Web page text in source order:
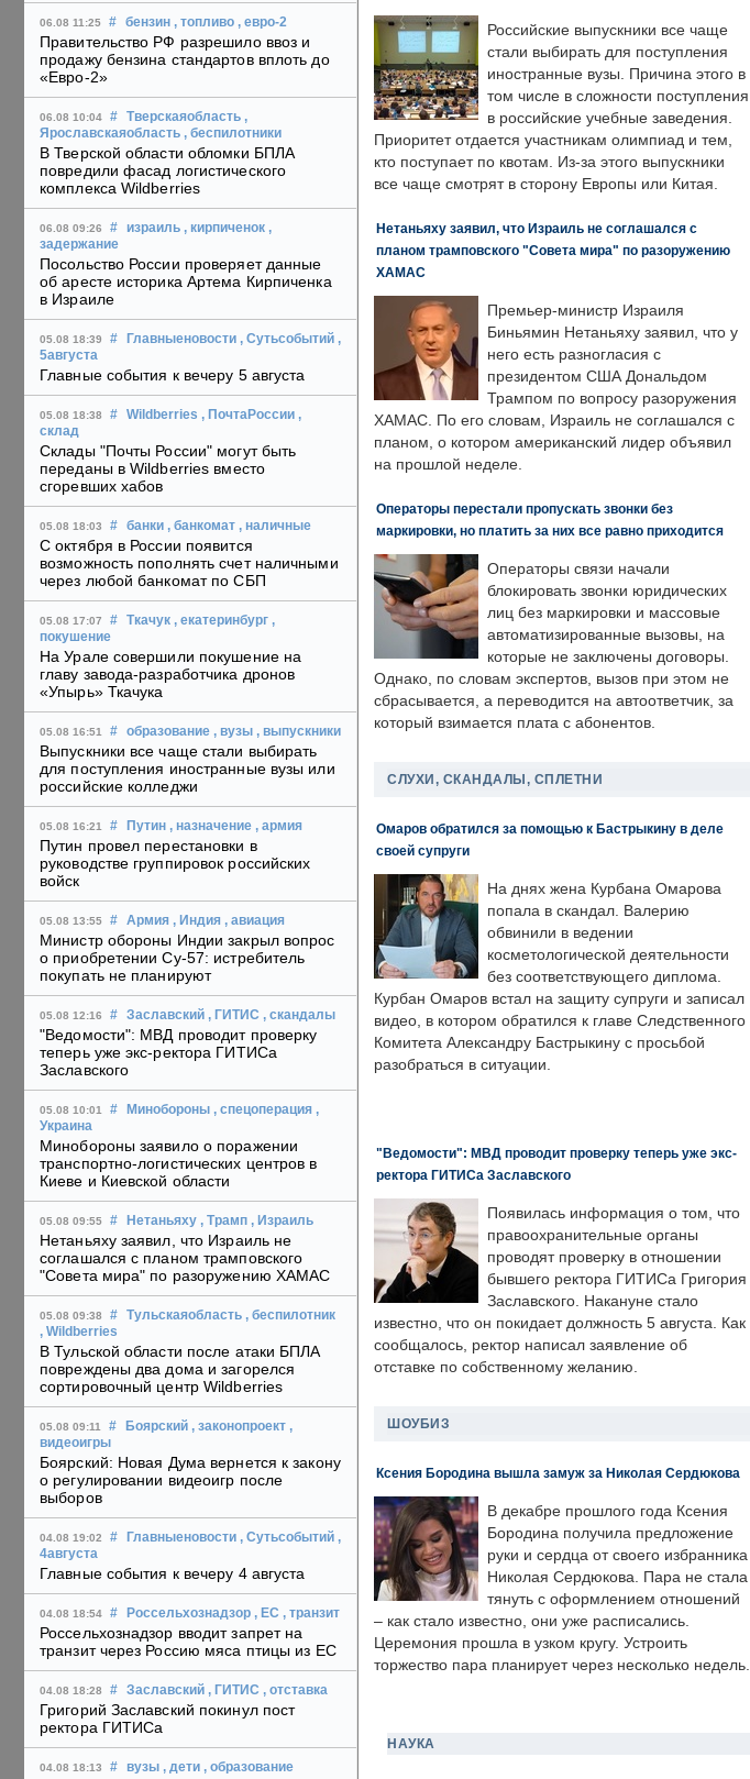
06.08 11:25 # бензин , топливо , евро-2
Правительство РФ разрешило ввоз и
продажу бензина стандартов вплоть до
«Евро-2»
06.08 10:04 # Тверскаяобласть ,
Ярославскаяобласть , беспилотники
В Тверской области обломки БПЛА
повредили фасад логистического
комплекса Wildberries
06.08 09:26 # израиль , кирпиченок ,
задержание
Посольство России проверяет данные
об аресте историка Артема Кирпиченка
в Израиле
05.08 18:39 # Главныеновости , Сутьсобытий ,
5августа
Главные события к вечеру 5 августа
05.08 18:38 # Wildberries , ПочтаРоссии ,
склад
Склады "Почты России" могут быть
переданы в Wildberries вместо
сгоревших хабов
05.08 18:03 # банки , банкомат , наличные
С октября в России появится
возможность пополнять счет наличными
через любой банкомат по СБП
05.08 17:07 # Ткачук , екатеринбург ,
покушение
На Урале совершили покушение на
главу завода-разработчика дронов
«Упырь» Ткачука
05.08 16:51 # образование , вузы , выпускники
Выпускники все чаще стали выбирать
для поступления иностранные вузы или
российские колледжи
05.08 16:21 # Путин , назначение , армия
Путин провел перестановки в
руководстве группировок российских
войск
05.08 13:55 # Армия , Индия , авиация
Министр обороны Индии закрыл вопрос
о приобретении Су-57: истребитель
покупать не планируют
05.08 12:16 # Заславский , ГИТИС , скандалы
"Ведомости": МВД проводит проверку
теперь уже экс-ректора ГИТИСа
Заславского
05.08 10:01 # Минобороны , спецоперация ,
Украина
Минобороны заявило о поражении
транспортно-логистических центров в
Киеве и Киевской области
05.08 09:55 # Нетаньяху , Трамп , Израиль
Нетаньяху заявил, что Израиль не
соглашался с планом трамповского
"Совета мира" по разоружению ХАМАС
05.08 09:38 # Тульскаяобласть , беспилотник
, Wildberries
В Тульской области после атаки БПЛА
повреждены два дома и загорелся
сортировочный центр Wildberries
05.08 09:11 # Боярский , законопроект ,
видеоигры
Боярский: Новая Дума вернется к закону
о регулировании видеоигр после
выборов
04.08 19:02 # Главныеновости , Сутьсобытий ,
4августа
Главные события к вечеру 4 августа
04.08 18:54 # Россельхознадзор , ЕС , транзит
Россельхознадзор вводит запрет на
транзит через Россию мяса птицы из ЕС
04.08 18:28 # Заславский , ГИТИС , отставка
Григорий Заславский покинул пост
ректора ГИТИСа
04.08 18:13 # вузы , дети , образование
Российские выпускники все чаще
стали выбирать для поступления
иностранные вузы. Причина этого в
том числе в сложности поступления
в российские учебные заведения.
Приоритет отдается участникам олимпиад и тем,
кто поступает по квотам. Из-за этого выпускники
все чаще смотрят в сторону Европы или Китая.
Нетаньяху заявил, что Израиль не соглашался с
планом трамповского "Совета мира" по разоружению
ХАМАС
Премьер-министр Израиля
Биньямин Нетаньяху заявил, что у
него есть разногласия с
президентом США Дональдом
Трампом по вопросу разоружения
ХАМАС. По его словам, Израиль не соглашался с
планом, о котором американский лидер объявил
на прошлой неделе.
Операторы перестали пропускать звонки без
маркировки, но платить за них все равно приходится
Операторы связи начали
блокировать звонки юридических
лиц без маркировки и массовые
автоматизированные вызовы, на
которые не заключены договоры.
Однако, по словам экспертов, вызов при этом не
сбрасывается, а переводится на автоответчик, за
который взимается плата с абонентов.
СЛУХИ, СКАНДАЛЫ, СПЛЕТНИ
Омаров обратился за помощью к Бастрыкину в деле
своей супруги
На днях жена Курбана Омарова
попала в скандал. Валерию
обвинили в ведении
косметологической деятельности
без соответствующего диплома.
Курбан Омаров встал на защиту супруги и записал
видео, в котором обратился к главе Следственного
Комитета Александру Бастрыкину с просьбой
разобраться в ситуации.
"Ведомости": МВД проводит проверку теперь уже экс-
ректора ГИТИСа Заславского
Появилась информация о том, что
правоохранительные органы
проводят проверку в отношении
бывшего ректора ГИТИСа Григория
Заславского. Накануне стало
известно, что он покидает должность 5 августа. Как
сообщалось, ректор написал заявление об
отставке по собственному желанию.
ШОУБИЗ
Ксения Бородина вышла замуж за Николая Сердюкова
В декабре прошлого года Ксения
Бородина получила предложение
руки и сердца от своего избранника
Николая Сердюкова. Пара не стала
тянуть с оформлением отношений
– как стало известно, они уже расписались.
Церемония прошла в узком кругу. Устроить
торжество пара планирует через несколько недель.
НАУКА